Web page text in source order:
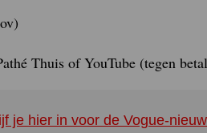
Thuis of YouTube (tegen
je hier in voor de Vogue-